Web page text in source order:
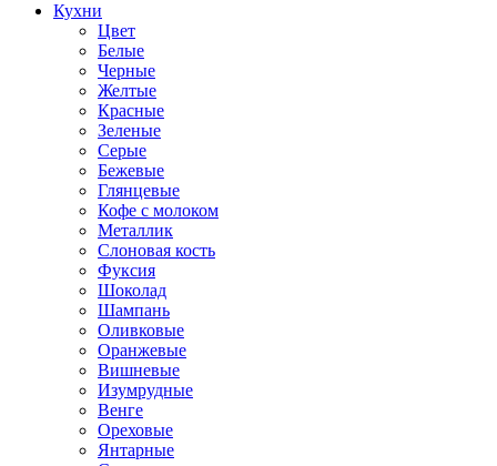
Кухни
Цвет
Белые
Черные
Желтые
Красные
Зеленые
Серые
Бежевые
Глянцевые
Кофе с молоком
Металлик
Слоновая кость
Фуксия
Шоколад
Шампань
Оливковые
Оранжевые
Вишневые
Изумрудные
Венге
Ореховые
Янтарные